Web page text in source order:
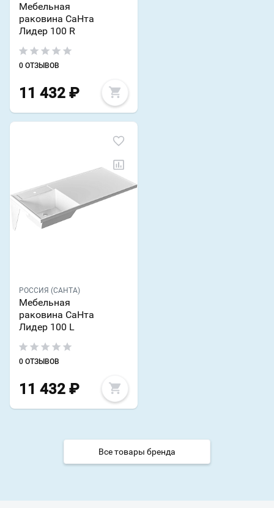
Мебельная
раковина СаНта
Лидер 100 R
0 ОТЗЫВОВ
11 432 ₽
РОССИЯ (САНТА)
Мебельная
раковина СаНта
Лидер 100 L
0 ОТЗЫВОВ
11 432 ₽
Все товары бренда